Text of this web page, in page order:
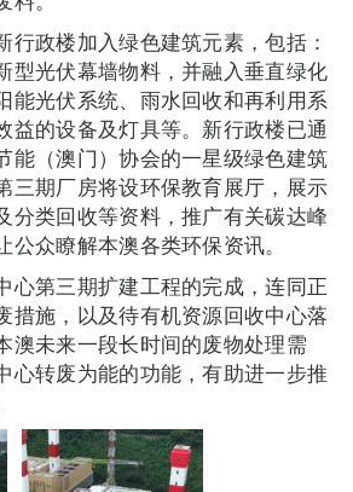
行政楼加入绿色建筑元素，包括：
型光伏幕墙物料，并融入垂直绿化
能光伏系统、雨水回收和再利用系
益的设备及灯具等。新行政楼已通
能（澳门）协会的一星级绿色建筑
三期厂房将设环保教育展厅，展示
分类回收等资料，推广有关碳达峰
众瞭解本澳各类环保资讯。
心第三期扩建工程的完成，连同正
措施，以及待有机资源回收中心落
澳未来一段长时间的废物处理需
心转废为能的功能，有助进一步推